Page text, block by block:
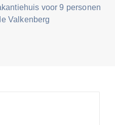
voor 9 personen
Valkenberg